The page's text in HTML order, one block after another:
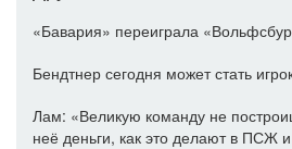
«Бавария» переиграла
Бендтнер сегодня может стать
Лам: «Великую команду не
неё деньги, как это делают в ПСЖ